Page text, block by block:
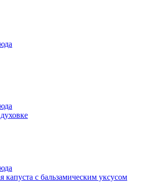
капуста с бальзамическим уксусом